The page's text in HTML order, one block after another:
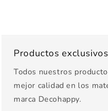
Productos
Todos nuestros
mejor calidad en los
marca Decohappy.